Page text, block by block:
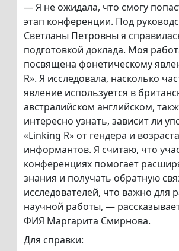
— Я не ожидала, что смогу
этап конференции. Под
Светланы Петровны я
подготовкой доклада. Моя
посвящена фонетическому
R». Я исследовала, насколько
явление используется в
австралийском английском,
интересно узнать, зависит ли
«Linking R» от гендера и возраста
информантов. Я считаю, что
конференциях помогает
знания и получать обратную
исследователей, что важно для
научной работы, —
ФИЯ Маргарита Смирнова.
Для справки: